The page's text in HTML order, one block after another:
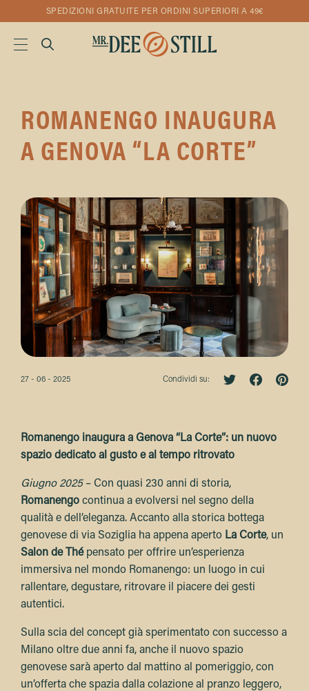
SPEDIZIONI GRATUITE PER ORDINI SUPERIORI A 49€
ROMANENGO INAUGURA
A GENOVA “LA CORTE”
27 - 06 - 2025 Condividi su:
Romanengo inaugura a Genova “La Corte”: un nuovo
spazio dedicato al gusto e al tempo ritrovato
Giugno 2025– Con quasi 230 anni di storia,
Romanengo continua a evolversi nel segno della
qualità e dell’eleganza. Accanto alla storica bottega
genovese di via Soziglia ha appena aperto La Corte, un
Salon de Thépensato per offrire un’esperienza
immersiva nel mondo Romanengo: un luogo in cui
rallentare, degustare, ritrovare il piacere dei gesti
autentici.
Sulla scia del concept già sperimentato con successo a
Milano oltre due anni fa, anche il nuovo spazio
genovese sarà aperto dal mattino al pomeriggio, con
un’offerta che spazia dalla colazione al pranzo leggero,